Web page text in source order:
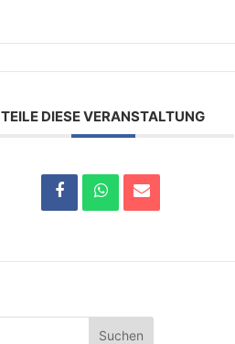
TEILE DIESE VERANSTALTUNG
Suchen